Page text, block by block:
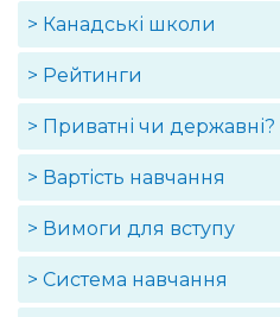
> Канадські школи
> Рейтинги
> Приватні чи державні?
> Вартість навчання
> Вимоги для вступу
> Система навчання